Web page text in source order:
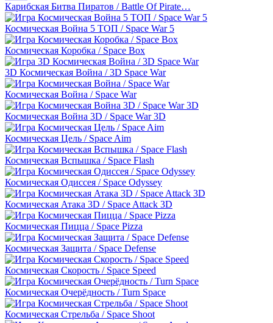
Карибская Битва Пиратов / Battle Of Pirate…
Космическая Война 5 ТОП / Space War 5
Космическая Коробка / Space Box
3D Космическая Война / 3D Space War
Космическая Война / Space War
Космическая Война 3D / Space War 3D
Космическая Цель / Space Aim
Космическая Вспышка / Space Flash
Космическая Одиссея / Space Odyssey
Космическая Атака 3D / Space Attack 3D
Космическая Пицца / Space Pizza
Космическая Защита / Space Defense
Космическая Скорость / Space Speed
Космическая Очерёдность / Turn Space
Космическая Стрельба / Space Shoot